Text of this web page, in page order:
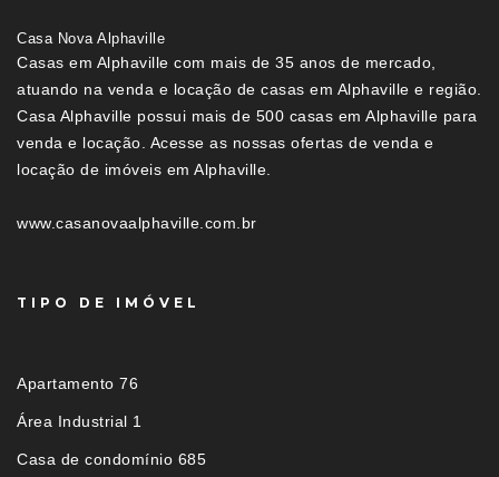
Casa Nova Alphaville
Casas em Alphaville com mais de 35 anos de mercado,
atuando na venda e locação de casas em Alphaville e região.
Casa Alphaville possui mais de 500 casas em Alphaville para
venda e locação. Acesse as nossas ofertas de venda e
locação de imóveis em Alphaville.
www.casanovaalphaville.com.br
TIPO DE IMÓVEL
Apartamento 76
Área Industrial 1
Casa de condomínio 685